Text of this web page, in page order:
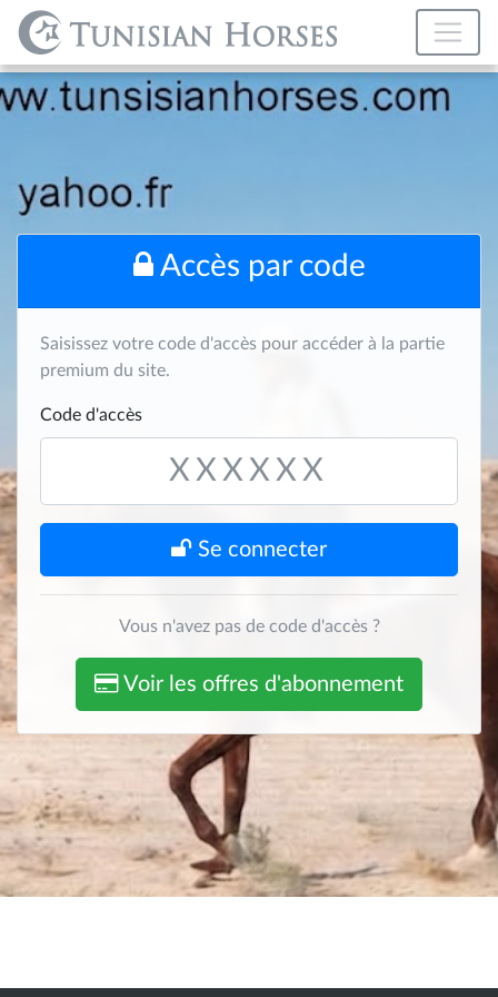
Accès par code
Saisissez votre code d'accès pour accéder à la partie
premium du site.
Code d'accès
Se connecter
Vous n'avez pas de code d'accès ?
Voir les offres d'abonnement